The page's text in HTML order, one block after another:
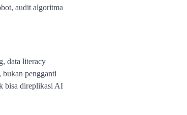
audit algoritma
data literacy
bukan pengganti
bisa direplikasi AI